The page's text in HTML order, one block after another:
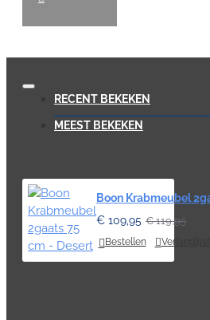
RECENT BEKEKEN
MEEST BEKEKEN
Boon Krabmeubel
€ 109,95 € 119,95
Bestellen Verlanglijst